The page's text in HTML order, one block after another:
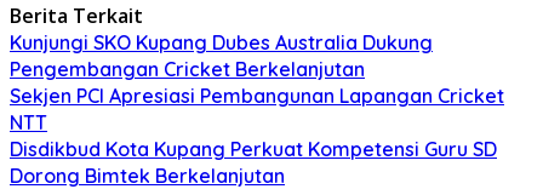
Berita Terkait
Kunjungi SKO Kupang Dubes Australia Dukung
Pengembangan Cricket Berkelanjutan
Sekjen PCI Apresiasi Pembangunan Lapangan Cricket
NTT
Disdikbud Kota Kupang Perkuat Kompetensi Guru SD
Dorong Bimtek Berkelanjutan